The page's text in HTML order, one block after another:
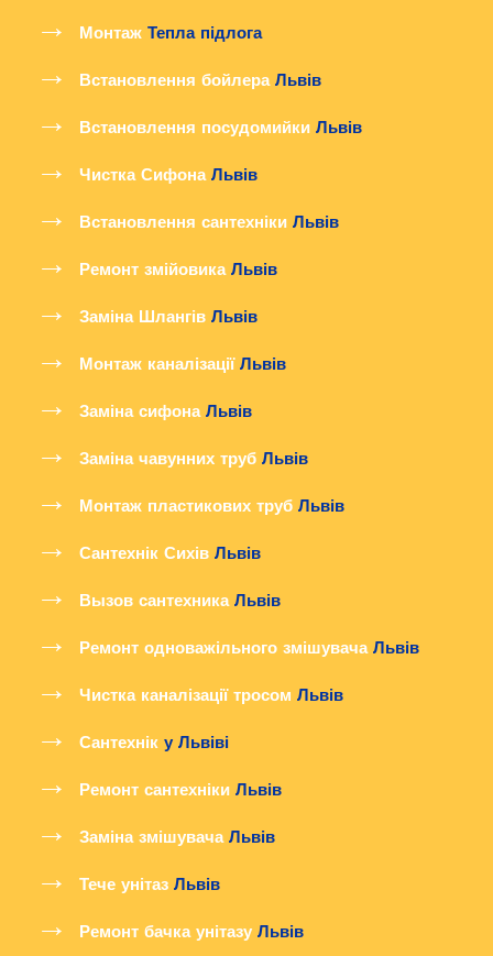
Монтаж Тепла підлога
Встановлення бойлера Львів
Встановлення посудомийки Львів
Чистка Сифона Львів
Встановлення сантехніки Львів
Ремонт змійовика Львів
Заміна Шлангів Львів
Монтаж каналізації Львів
Заміна сифона Львів
Заміна чавунних труб Львів
Монтаж пластикових труб Львів
Сантехнік Сихів Львів
Вызов сантехника Львів
Ремонт одноважільного змішувача Львів
Чистка каналізації тросом Львів
Сантехнік у Львіві
Ремонт сантехніки Львів
Заміна змішувача Львів
Тече унітаз Львів
Ремонт бачка унітазу Львів